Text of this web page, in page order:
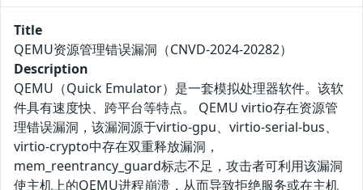
Title
QEMU资源管理错误漏洞（CNVD-2024-20282）
Description
QEMU（Quick Emulator）是一套模拟处理器软件。该软
件具有速度快、跨平台等特点。 QEMU virtio存在资源管
理错误漏洞，该漏洞源于virtio-gpu、virtio-serial-bus、
virtio-crypto中存在双重释放漏洞，
mem_reentrancy_guard标志不足，攻击者可利用该漏洞
使主机上的QEMU进程崩溃，从而导致拒绝服务或在主机